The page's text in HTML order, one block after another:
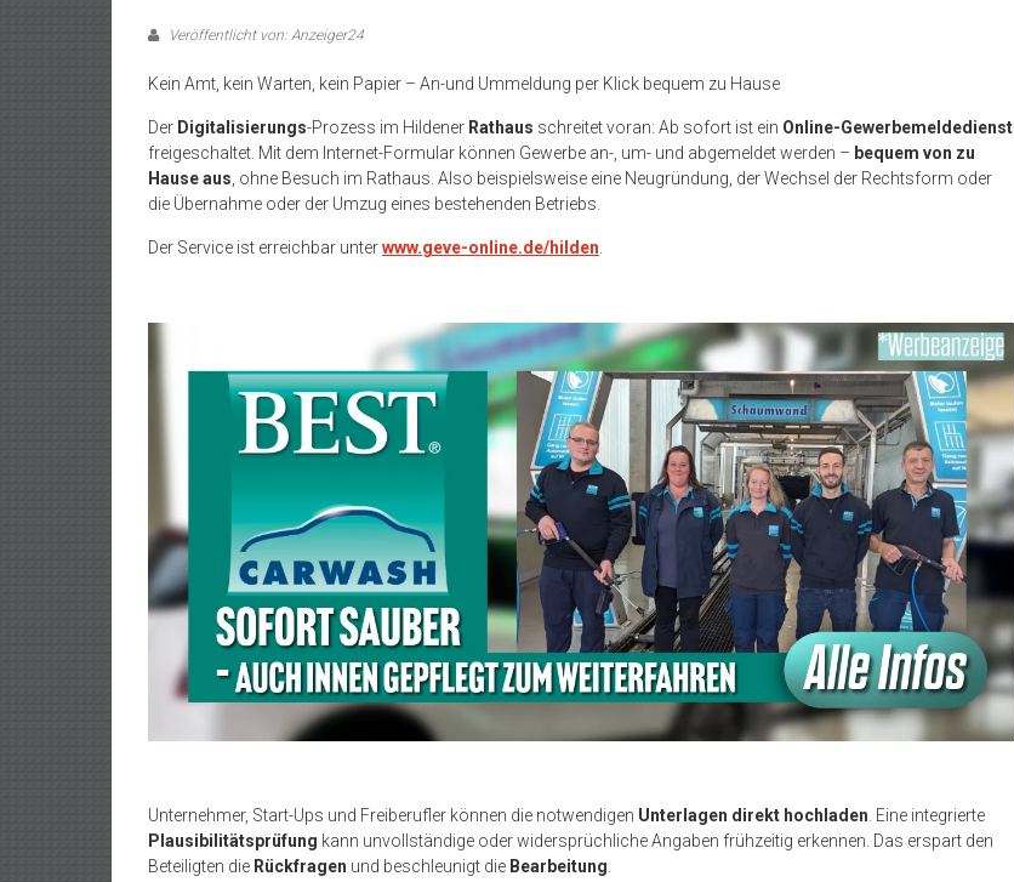
Veröffentlicht von: Anzeiger24
Kein Amt, kein Warten, kein Papier – An-und Ummeldung per Klick bequem zu Hause
Der Digitalisierungs-Prozess im Hildener Rathaus schreitet voran: Ab sofort ist ein Online-Gewerbemeldedienst
freigeschaltet. Mit dem Internet-Formular können Gewerbe an-, um- und abgemeldet werden – bequem von zu
Hause aus , ohne Besuch im Rathaus. Also beispielsweise eine Neugründung, der Wechsel der Rechtsform oder
die Übernahme oder der Umzug eines bestehenden Betriebs.
Der Service ist erreichbar unterwww.geve-online.de/hilden
Unternehmer, Start-Ups und Freiberufler können die notwendigen Unterlagen direkt hochladen. Eine integrierte
Plausibilitätsprüfung kann unvollständige oder widersprüchliche Angaben frühzeitig erkennen. Das erspart den
Beteiligten die Rückfragen und beschleunigt die Bearbeitung.